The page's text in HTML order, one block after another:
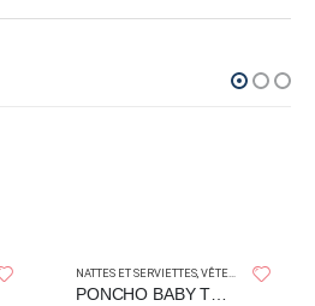
NATTES ET SERVIETTES,VÊTEMENTS POUR ENFANT
PONCHO BABY TOWEL PURPLE